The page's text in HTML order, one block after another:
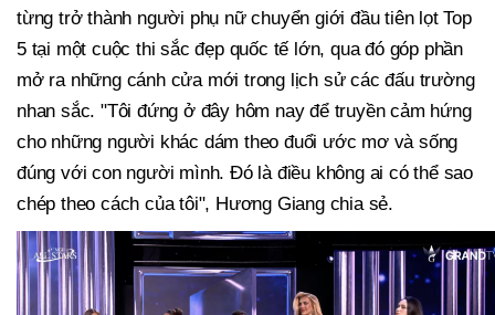
từng trở thành người phụ nữ chuyển giới đầu tiên lọt Top
5 tại một cuộc thi sắc đẹp quốc tế lớn, qua đó góp phần
mở ra những cánh cửa mới trong lịch sử các đấu trường
nhan sắc. "Tôi đứng ở đây hôm nay để truyền cảm hứng
cho những người khác dám theo đuổi ước mơ và sống
đúng với con người mình. Đó là điều không ai có thể sao
chép theo cách của tôi", Hương Giang chia sẻ.